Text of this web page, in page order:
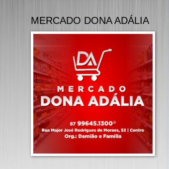
MERCADO DONA ADÁLIA